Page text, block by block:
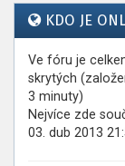
KDO JE
Ve fóru je
skrytých
3 minuty)
Nejvíce zde
03. dub 2013